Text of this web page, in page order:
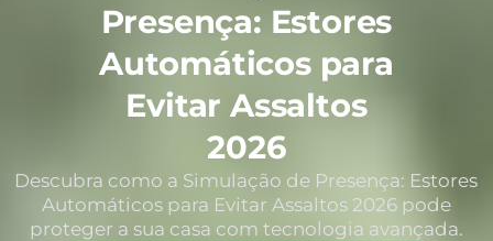
Presença: Estores
Automáticos para
Evitar Assaltos
2026
Descubra como a Simulação de Presença: Estores
Automáticos para Evitar Assaltos 2026 pode
proteger a sua casa com tecnologia avançada.